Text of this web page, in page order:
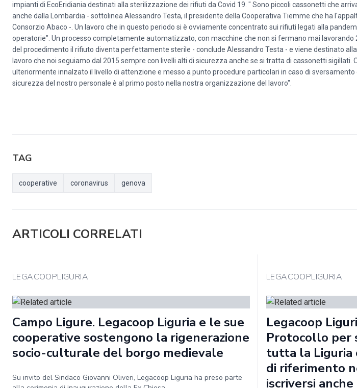
impianti di EcoEridiania destinati alla sterilizzazione dei rifiuti da Covid 19. " Sono piccoli cassonetti che
anche dalla Lombardia - sottolinea Alessandro Testa, il presidente della Cooperativa Tiemme che ha
Consorzio Abaco -. Un lavoro che in questo periodo si è ovviamente concentrato sui rifiuti legati alla
operatorie". Un processo completamente automatizzato, con macchine che non si fermano mai lavorando
del procedimento il rifiuto diventa perfettamente sterile - conclude Alessandro Testa - e viene destinato
lavoro che noi seguiamo dal 2015 sempre con livelli alti di sicurezza anche se si tratta di cassonetti
ulteriormente innalzato il livello di attenzione e messo a punto procedure particolari in caso di
sicurezza del nostro personale è al primo posto nella nostra organizzazione del lavoro".
TAG
cooperative coronavirus genova
ARTICOLI CORRELATI
LEGACOOPLIGURIA
Campo Ligure. Legacoop Liguria e le sue
cooperative sostengono la rigenerazione
socio-culturale del borgo medievale
Su invito del Sindaco Giovanni Oliveri, Legacoop Liguria ha preso parte
LEGACOOPLIGURIA
Legacoop
Protocollo per
tutta la Liguria
di riferimento
iscriversi